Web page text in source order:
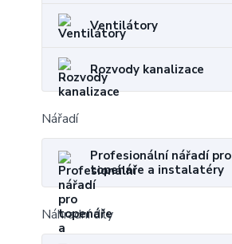
Ventilátory
Rozvody kanalizace
Nářadí
Profesionální nářadí pro
topenáře a instalatéry
Náhradní díly